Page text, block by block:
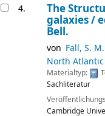
4. The
galaxies /
Bell.
von Fall, S.
North
Materialtyp:
Sachliteratur
Cambridge